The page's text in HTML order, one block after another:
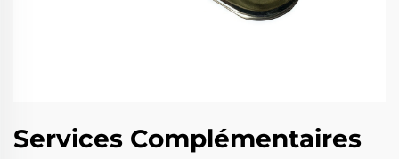
Services Complémentaires